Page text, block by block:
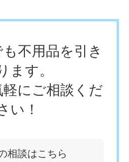
不用品を引き
ます。
軽にご相談くだ
い！
相談はこちら